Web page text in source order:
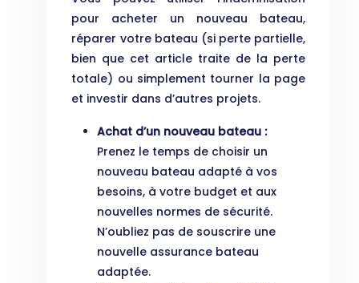
pour acheter un nouveau bateau,
réparer votre bateau (si perte partielle,
bien que cet article traite de la perte
totale) ou simplement tourner la page
et investir dans d’autres projets.
Achat d’un nouveau bateau :
Prenez le temps de choisir un
nouveau bateau adapté à vos
besoins, à votre budget et aux
nouvelles normes de sécurité.
N’oubliez pas de souscrire une
nouvelle assurance bateau
adaptée.